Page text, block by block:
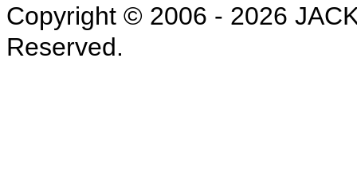
Copyright © 2006 - 2026
Reserved.